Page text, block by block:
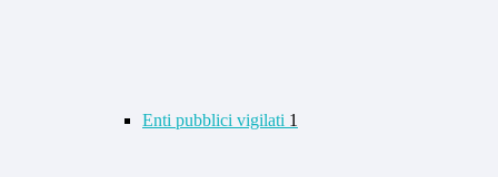
Enti pubblici vigilati 1